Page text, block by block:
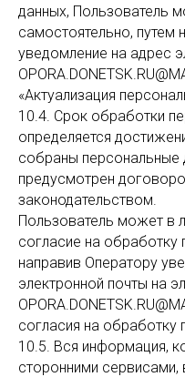
данных, Пользователь
самостоятельно, путем
уведомление на адрес
«Актуализация
10.4. Срок обработки
определяется
собраны персональные
предусмотрен
законодательством.
Пользователь может в
согласие на обработку
направив Оператору
электронной почты на
согласия на обработку
10.5. Вся информация,
сторонними